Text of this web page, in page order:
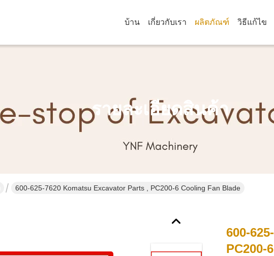
บ้าน เกี่ยวกับเรา ผลิตภัณฑ์ วิธีแก้ไข
รายละเอียดสินค้า
600-625-7620 Komatsu Excavator Parts , PC200-6 Cooling Fan Blade
600-
PC200-